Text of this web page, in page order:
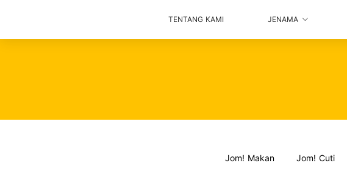
TENTANG KAMI JENAMA
Jom! Makan Jom! Cuti